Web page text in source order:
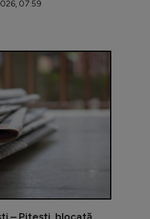
07:59
contribuabilii: portal online